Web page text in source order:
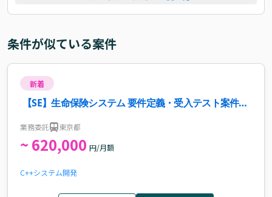
条件が似ている案件
新着
【SE】生命保険システム 要件定義・受入テスト案件・
業務委託 東京都
~ 620,000 円/月額
C++システム開発